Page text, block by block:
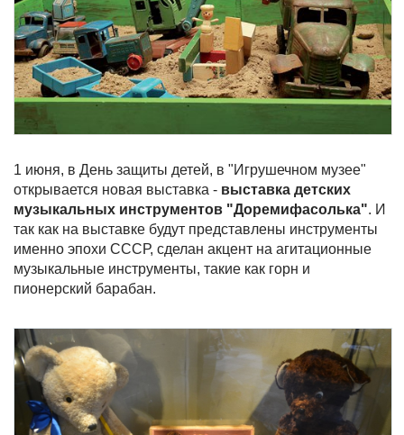
1 июня, в День защиты детей, в "Игрушечном музее"
открывается новая выставка - выставка детских
музыкальных инструментов "Доремифасолька". И
так как на выставке будут представлены инструменты
именно эпохи СССР, сделан акцент на агитационные
музыкальные инструменты, такие как горн и
пионерский барабан.